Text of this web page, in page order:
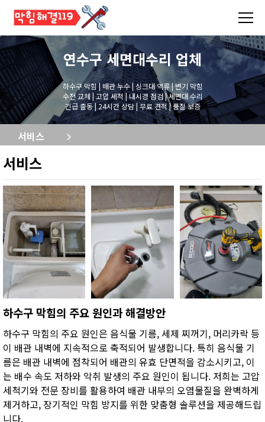
연수구 세면대수리업체
하수구 막힘 | 배관 누수 | 싱크대 역류 | 변기 막힘
수전 교체 | 고압 세척 | 내시경 점검 | 세면대 수리
긴급 출동 | 24시간 상담 | 무료 견적 | 품질 보증
서비스
서비스
하수구 막힘의 주요 원인과 해결방안
하수구 막힘의 주요 원인은 음식물 기름, 세제 찌꺼기, 머리카락 등
이 배관 내벽에 지속적으로 축적되어 발생합니다. 특히 음식물 기
름은 배관 내벽에 점착되어 배관의 유효 단면적을 감소시키고, 이
는 배수 속도 저하와 악취 발생의 주요 원인이 됩니다. 저희는 고압
세척기와 전문 장비를 활용하여 배관 내부의 오염물질을 완벽하게
제거하고, 장기적인 막힘 방지를 위한 맞춤형 솔루션을 제공해드립
니다.